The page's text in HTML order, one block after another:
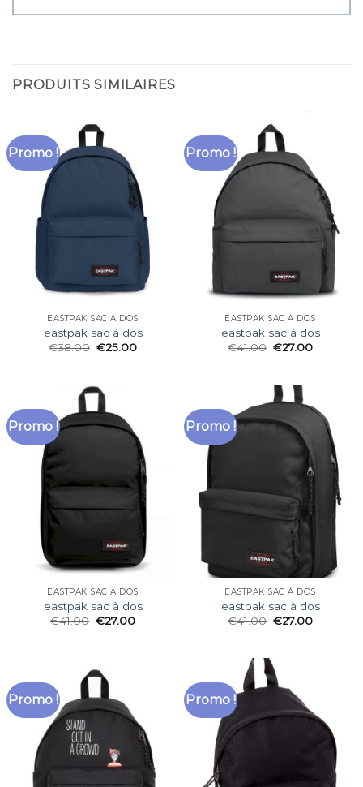
PRODUITS SIMILAIRES
Promo !
EASTPAK SAC À DOS
eastpak sac à dos
€38.00 €25.00
Promo !
EASTPAK SAC À DOS
eastpak sac à dos
€41.00 €27.00
Promo !
EASTPAK SAC À DOS
eastpak sac à dos
€41.00 €27.00
Promo !
EASTPAK SAC À DOS
eastpak sac à dos
€41.00 €27.00
Promo ! Promo !